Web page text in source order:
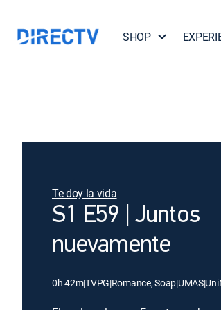
SHOP
Te doy la vida
S1 E59 | Juntos
nuevamente
0h 42m|TVPG|Romance, Soap|UMAS|